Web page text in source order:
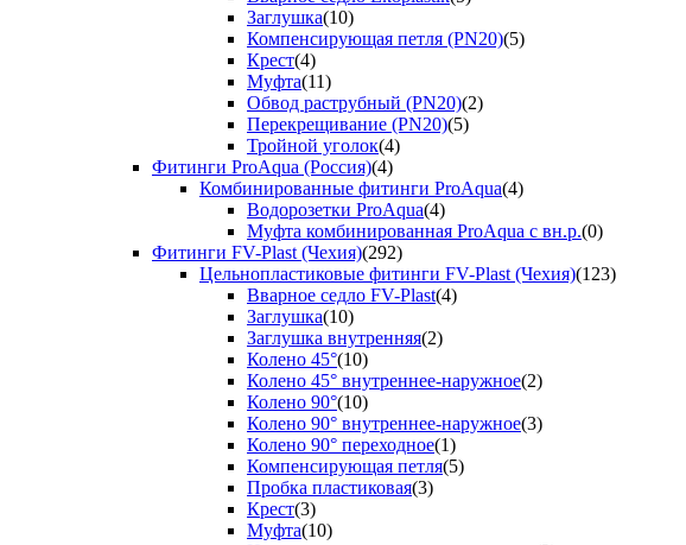
Заглушка(10)
Компенсирующая петля (PN20)(5)
Крест(4)
Муфта(11)
Обвод раструбный (PN20)(2)
Перекрещивание (PN20)(5)
Тройной уголок(4)
Фитинги ProAqua (Россия)(4)
Комбинированные фитинги ProAqua(4)
Водорозетки ProAqua(4)
Муфта комбинированная ProAqua с вн.р.(0)
Фитинги FV-Plast (Чехия)(292)
Цельнопластиковые фитинги FV-Plast (Чехия)(123)
Вварное седло FV-Plast(4)
Заглушка(10)
Заглушка внутренняя(2)
Колено 45°(10)
Колено 45° внутреннее-наружное(2)
Колено 90°(10)
Колено 90° внутреннее-наружное(3)
Колено 90° переходное(1)
Компенсирующая петля(5)
Пробка пластиковая(3)
Крест(3)
Муфта(10)